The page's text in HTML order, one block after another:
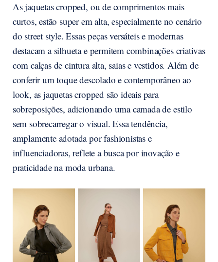
As jaquetas cropped, ou de comprimentos mais
curtos, estão super em alta, especialmente no cenário
do street style. Essas peças versáteis e modernas
destacam a silhueta e permitem combinações criativas
com calças de cintura alta, saias e vestidos. Além de
conferir um toque descolado e contemporâneo ao
look, as jaquetas cropped são ideais para
sobreposições, adicionando uma camada de estilo
sem sobrecarregar o visual. Essa tendência,
amplamente adotada por fashionistas e
influenciadoras, reflete a busca por inovação e
praticidade na moda urbana.